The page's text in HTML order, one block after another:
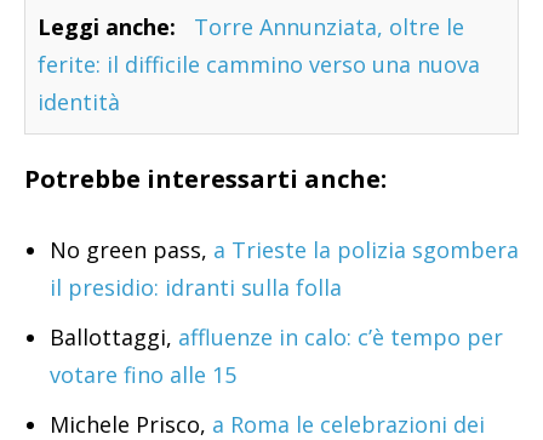
Leggi anche:
Torre Annunziata, oltre le
ferite: il difficile cammino verso una nuova
identità
Potrebbe interessarti anche:
No green pass, a Trieste la polizia sgombera
il presidio: idranti sulla folla
Ballottaggi, affluenze in calo: c’è tempo per
votare fino alle 15
Michele Prisco, a Roma le celebrazioni dei